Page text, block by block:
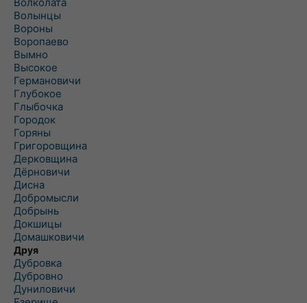
Волынцы
Вороны
Воропаево
Вымно
Высокое
Германовичи
Глубокое
Глыбочка
Городок
Горяны
Григоровщина
Дерковщина
Дёрновичи
Дисна
Добромысли
Добрынь
Докшицы
Домашковичи
Друя
Дубровка
Дубровно
Дуниловичи